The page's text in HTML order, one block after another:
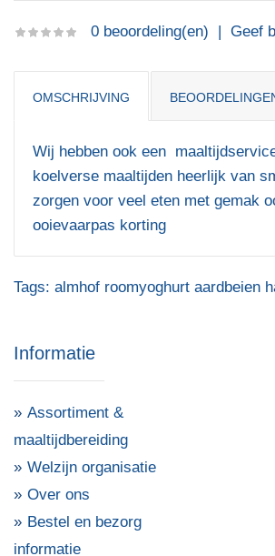
0 beoordeling(en) | Geef
OMSCHRIJVING
Wij hebben ook een
koelverse maaltijden heerlijk van
zorgen voor veel eten met gemak
ooievaarpas korting
Tags: almhof roomyoghurt aardbeien
Informatie
Assortiment &
maaltijdbereiding
Welzijn organisatie
Over ons
Bestel en bezorg
informatie